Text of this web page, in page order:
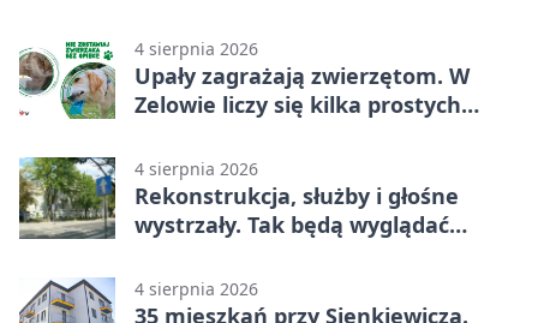
4 sierpnia 2026
Upały zagrażają zwierzętom. W
Zelowie liczy się kilka prostych
4 sierpnia 2026
Rekonstrukcja, służby i głośne
wystrzały. Tak będą wyglądać
4 sierpnia 2026
35 mieszkań przy Sienkiewicza.